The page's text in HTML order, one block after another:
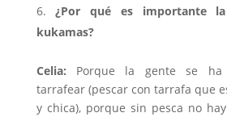
¿Por qué es importante
kukamas?
Celia: Porque la gente se ha
tarrafear (pescar con tarrafa que
y chica), porque sin pesca no